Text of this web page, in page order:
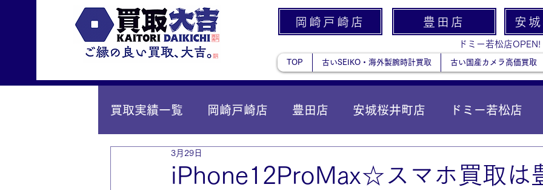
岡崎戸崎店 豊田店 安
ドミー若松店OPEN!
TOP 古いSEIKO・海外製腕時計買取 古い国産カメラ高価買取
買取実績一覧 岡崎戸崎店 豊田店 安城桜井町店 ドミー若松店
IY安城店（安城桜井町店に統合）
iPhone12ProMax☆スマホ買取は
3月29日